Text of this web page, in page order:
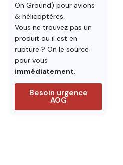
On Ground) pour avions
& hélicoptères.
Vous ne trouvez pas un
produit ou il est en
rupture ? On le source
pour vous
immédiatement.
Besoin urgence
AOG